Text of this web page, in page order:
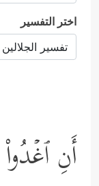
اختر التفسير
أَنِ